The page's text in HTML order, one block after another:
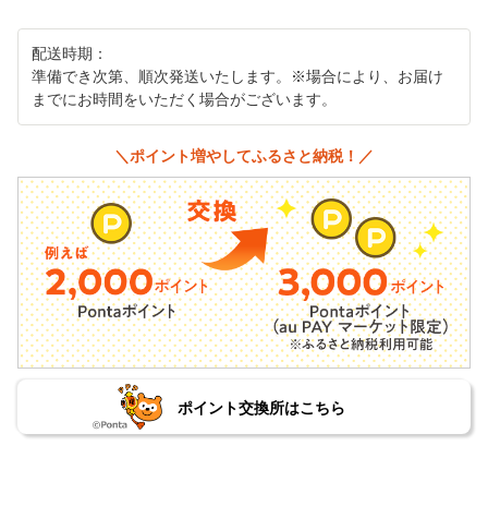
配送時期：
準備でき次第、順次発送いたします。※場合により、お届け
までにお時間をいただく場合がございます。
＼ポイント増やしてふるさと納税！／
ポイント交換所はこちら